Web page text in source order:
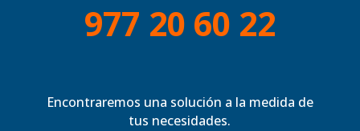
977 20 60 22
Encontraremos una solución a la medida de
tus necesidades.